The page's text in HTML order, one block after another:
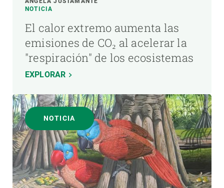
NOTICIA
El calor extremo aumenta las
emisiones de CO₂ al acelerar la
"respiración" de los ecosistemas
EXPLORAR
NOTICIA